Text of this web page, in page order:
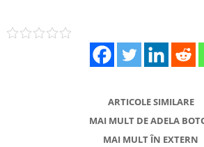
ARTICOLE SIMILARE
MAI MULT DE ADELA
MAI MULT ÎN EXTERN